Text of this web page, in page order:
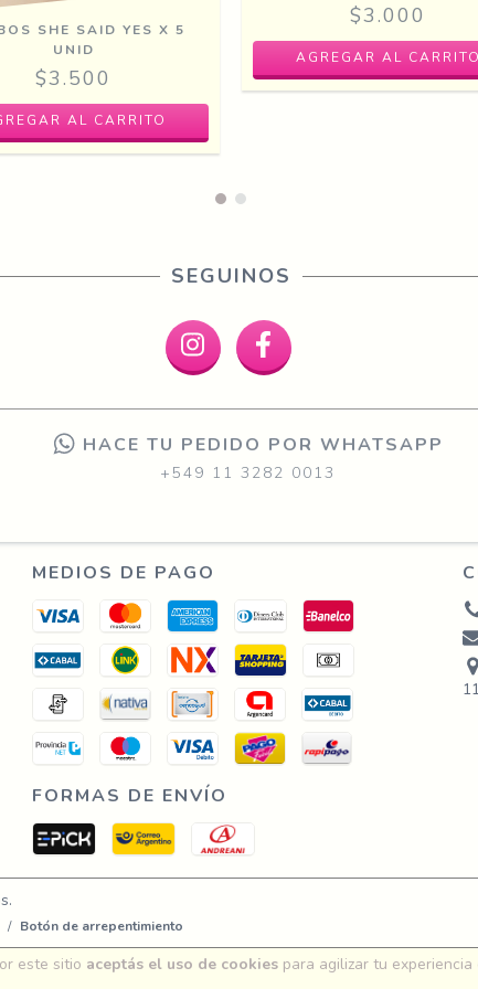
este sitio aceptás el uso de cookiespara agilizar tu experiencia
SHE SAID YES X 5
UNID
$3.500
$3.000
AGREGAR AL CARRITO
SEGUINOS
HACE TU PEDIDO POR WHATSAPP
+549 11 3282 0013
MEDIOS DE PAGO
FORMAS DE ENVÍO
/ Botón de arrepentimiento